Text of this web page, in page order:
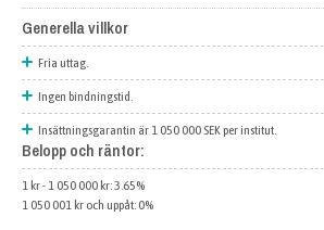
Generella villkor
Fria uttag.
Ingen bindningstid.
Insättningsgarantin är 1 050 000 SEK per institut.
Belopp och räntor:
1 kr - 1 050 000 kr: 3.65%
1 050 001 kr och uppåt: 0%